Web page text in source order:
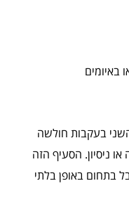
באיומים
בעקבות חולשה
ניסיון. הסעיף הזה
בתחום באופן בלתי